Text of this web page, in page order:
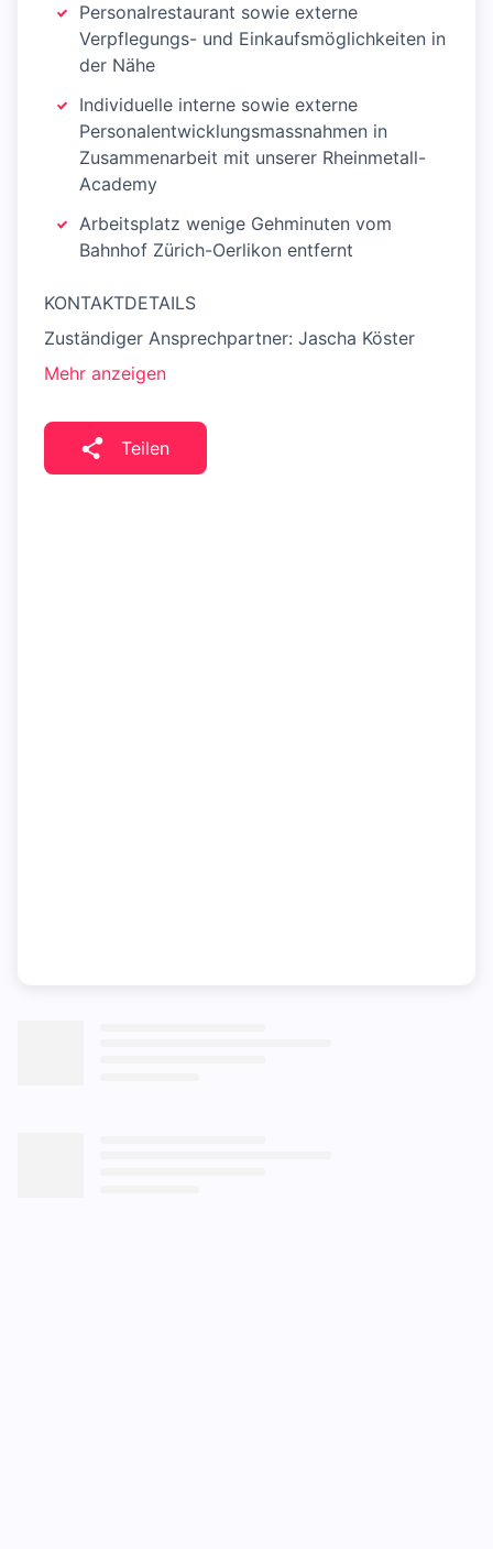
Personalrestaurant sowie externe
Verpflegungs- und Einkaufsmöglichkeiten in
der Nähe
Individuelle interne sowie externe
Personalentwicklungsmassnahmen in
Zusammenarbeit mit unserer Rheinmetall-
Academy
Arbeitsplatz wenige Gehminuten vom
Bahnhof Zürich-Oerlikon entfernt
KONTAKTDETAILS
Zuständiger Ansprechpartner: Jascha Köster
Mehr anzeigen
Teilen